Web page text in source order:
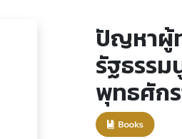
ปัญหาผู้
รัฐธรร
พุทธศัก